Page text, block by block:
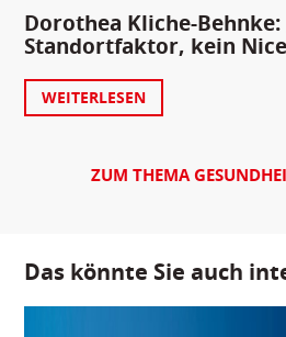
Dorothea Kliche-Behnke:
Standortfaktor, kein
WEITERLESEN
ZUM THEMA
Das könnte Sie auch